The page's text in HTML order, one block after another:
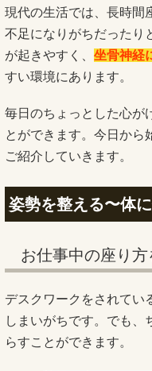
現代の生活では、長時間
不足になりがちだったり
が起きやすく、 坐骨神経
すい環境にあります。
毎日のちょっとした心が
とができます。今日から
ご紹介していきます。
姿勢を整える〜体
お仕事中の座り
デスクワークをされてい
しまいがちです。でも、
らすことができます。